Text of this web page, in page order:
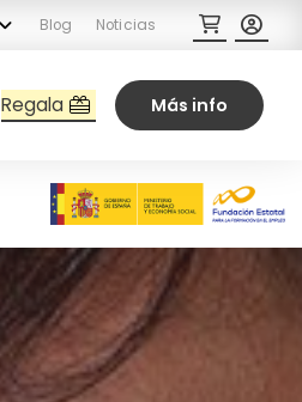
Blog Noticias
Regala Más info